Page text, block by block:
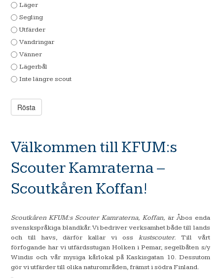
Läger
Segling
Utfärder
Vandringar
Vänner
Lägerbål
Inte längre scout
Välkommen till KFUM:s
Scouter Kamraterna –
Scoutkåren Koffan!
Scoutkåren KFUM:s Scouter Kamraterna, Koffan, är Åbos enda
svenskspråkiga blandkår. Vi bedriver verksamhet både till lands
och till havs, därför kallar vi osskustscouter. Till vårt
förfogande har vi utfärdsstugan Holken i Pemar, segelbåten s/y
Windis och vår mysiga kårlokal på Kaskisgatan 10. Dessutom
gör vi utfärder till olika naturområden, främst i södra Finland.